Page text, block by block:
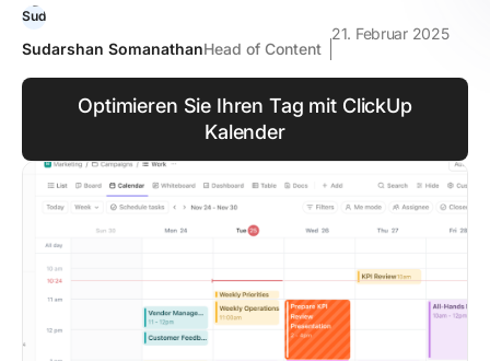
Sudarshan SomanathanHead of Content
21. Februar 2025
Optimieren Sie Ihren Tag mit ClickUp
Kalender